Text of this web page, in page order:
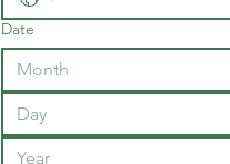
Date
Month